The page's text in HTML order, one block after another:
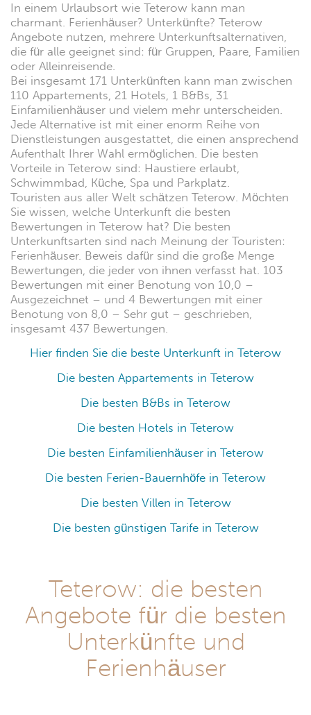
In einem Urlaubsort wie Teterow kann man
charmant. Ferienhäuser? Unterkünfte? Teterow
Angebote nutzen, mehrere Unterkunftsalternativen,
die für alle geeignet sind: für Gruppen, Paare, Familien
oder Alleinreisende.
Bei insgesamt 171 Unterkünften kann man zwischen
110 Appartements, 21 Hotels, 1 B&Bs, 31
Einfamilienhäuser und vielem mehr unterscheiden.
Jede Alternative ist mit einer enorm Reihe von
Dienstleistungen ausgestattet, die einen ansprechend
Aufenthalt Ihrer Wahl ermöglichen. Die besten
Vorteile in Teterow sind: Haustiere erlaubt,
Schwimmbad, Küche, Spa und Parkplatz.
Touristen aus aller Welt schätzen Teterow. Möchten
Sie wissen, welche Unterkunft die besten
Bewertungen in Teterow hat? Die besten
Unterkunftsarten sind nach Meinung der Touristen:
Ferienhäuser. Beweis dafür sind die große Menge
Bewertungen, die jeder von ihnen verfasst hat. 103
Bewertungen mit einer Benotung von 10,0 –
Ausgezeichnet – und 4 Bewertungen mit einer
Benotung von 8,0 – Sehr gut – geschrieben,
insgesamt 437 Bewertungen.
Hier finden Sie die beste Unterkunft in Teterow
Die besten Appartements in Teterow
Die besten B&Bs in Teterow
Die besten Hotels in Teterow
Die besten Einfamilienhäuser in Teterow
Die besten Ferien-Bauernhöfe in Teterow
Die besten Villen in Teterow
Die besten günstigen Tarife in Teterow
Teterow: die besten
Angebote für die besten
Unterkünfte und
Ferienhäuser